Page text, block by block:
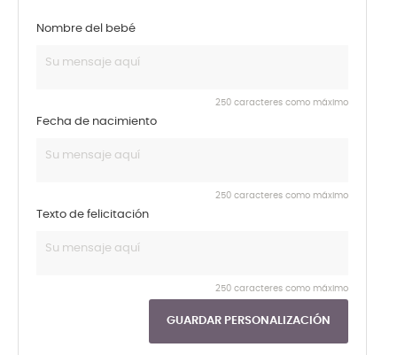
Nombre del bebé
250 caracteres como máximo
Fecha de nacimiento
250 caracteres como máximo
Texto de felicitación
250 caracteres como máximo
GUARDAR PERSONALIZACIÓN